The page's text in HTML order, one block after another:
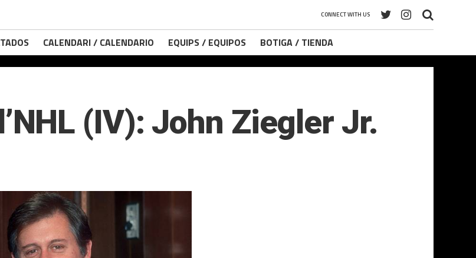
CONNECT WITH US
CALENDARI / CALENDARIO EQUIPS / EQUIPOS BOTIGA / TIENDA
(IV): John Ziegler Jr.